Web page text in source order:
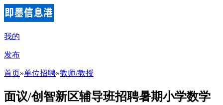
我的
发布
首页»单位招聘»教师/教授
面议/创智新区辅导班招聘暑期小学数学